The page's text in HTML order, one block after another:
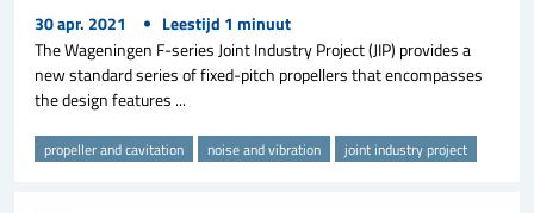
30 apr. 2021 Leestijd 1 minuut
The Wageningen F-series Joint Industry Project (JIP) provides a
new standard series of fixed-pitch propellers that encompasses
the design features ...
propeller and cavitation noise and vibration joint industry project